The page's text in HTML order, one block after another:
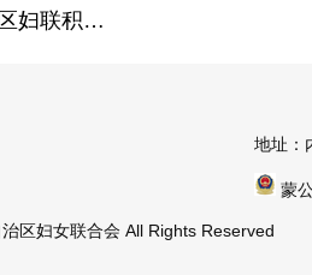
自治区妇联积极争取中国妇女发展基金会 5辆“母亲健康快车”项目支持
地址：
蒙
区妇女联合会 All Rights Reserved